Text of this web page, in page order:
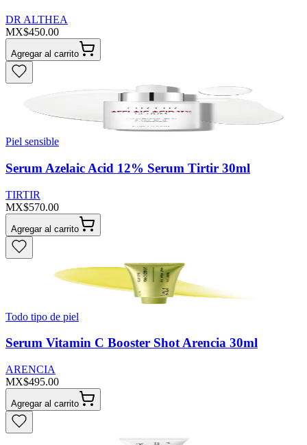
DR ALTHEA
MX$450.00
Agregar al carrito
Piel sensible
Serum Azelaic Acid 12% Serum Tirtir 30ml
TIRTIR
MX$570.00
Agregar al carrito
Todo tipo de piel
Serum Vitamin C Booster Shot Arencia 30ml
ARENCIA
MX$495.00
Agregar al carrito